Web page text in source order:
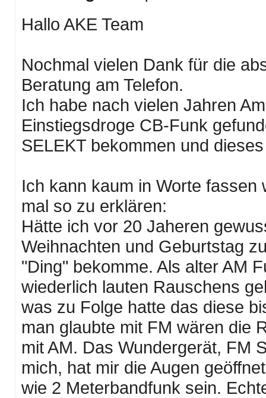
Hallo AKE Team
Nochmal vielen Dank für die
Beratung am Telefon.
Ich habe nach vielen Jahren
Einstiegsdroge CB-Funk
SELEKT bekommen und
Ich kann kaum in Worte
mal so zu erklären:
Hätte ich vor 20 Jaheren
Weihnachten und Geburtstag
"Ding" bekomme. Als alter AM
wiederlich lauten Rauschens
was zu Folge hatte das diese
man glaubte mit FM wären die
mit AM. Das Wundergerät, FM
mich, hat mir die Augen
wie 2 Meterbandfunk sein.